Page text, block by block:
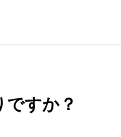
すか？